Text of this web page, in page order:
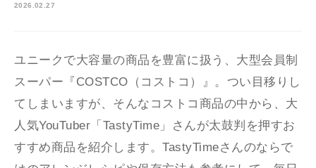
2026.02.27
ユニークで大容量の商品を豊富に扱う、大型会員制
スーパー『COSTCO（コストコ）』。つい目移りし
てしまいますが、そんなコストコ商品の中から、大
人気YouTuber「TastyTime」さんが太鼓判を押すお
すすめ商品を紹介します。TastyTimeさんのならで